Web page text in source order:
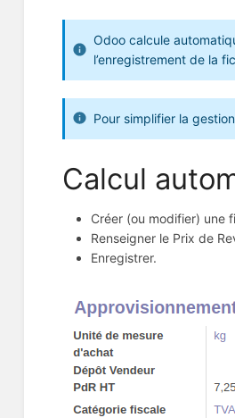
Odoo calcule
l’enregistrement de la
Pour simplifier la
Calcul
Créer (ou modifier) une
Renseigner le Prix de
Enregistrer.